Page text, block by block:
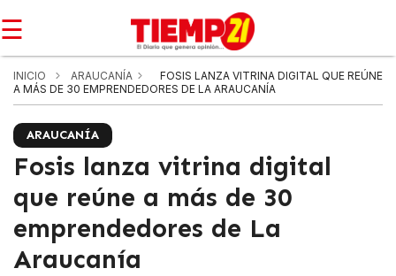
☰
INICIO ARAUCANÍA
FOSIS LANZA VITRINA DIGITAL QUE REÚNE
A MÁS DE 30 EMPRENDEDORES DE LA ARAUCANÍA
ARAUCANÍA
Fosis lanza vitrina digital
que reúne a más de 30
emprendedores de La
Araucanía